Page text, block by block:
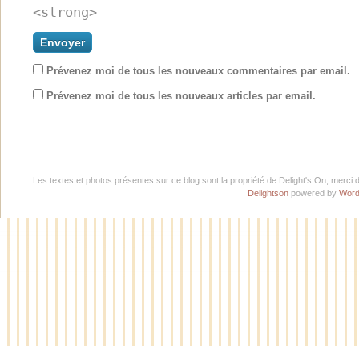
<strong>
Prévenez moi de tous les nouveaux commentaires par email.
Prévenez moi de tous les nouveaux articles par email.
Les textes et photos présentes sur ce blog sont la propriété de Delight's On,
Delightson powered by